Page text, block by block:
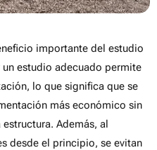
importante del estudio
estudio adecuado permite
lo que significa que se
más económico sin
Además, al
desde el principio, se evitan